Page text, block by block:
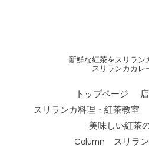
新鮮な紅茶をスリラン
スリランカカレ
トップページ
スリランカ料理・紅茶教室
美味しい紅茶
Column スリラン